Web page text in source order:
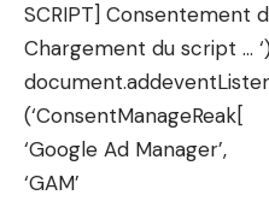
SCRIPT] Consentement
Chargement du script …
(‘ConsentManageReak[
‘Google Ad Manager’,
‘GAM’